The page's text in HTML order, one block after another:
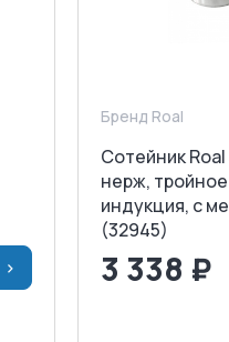
>
Бренд Roal
Сотейник Roal
нерж,
индукция, с
(32945)
3 338 ₽